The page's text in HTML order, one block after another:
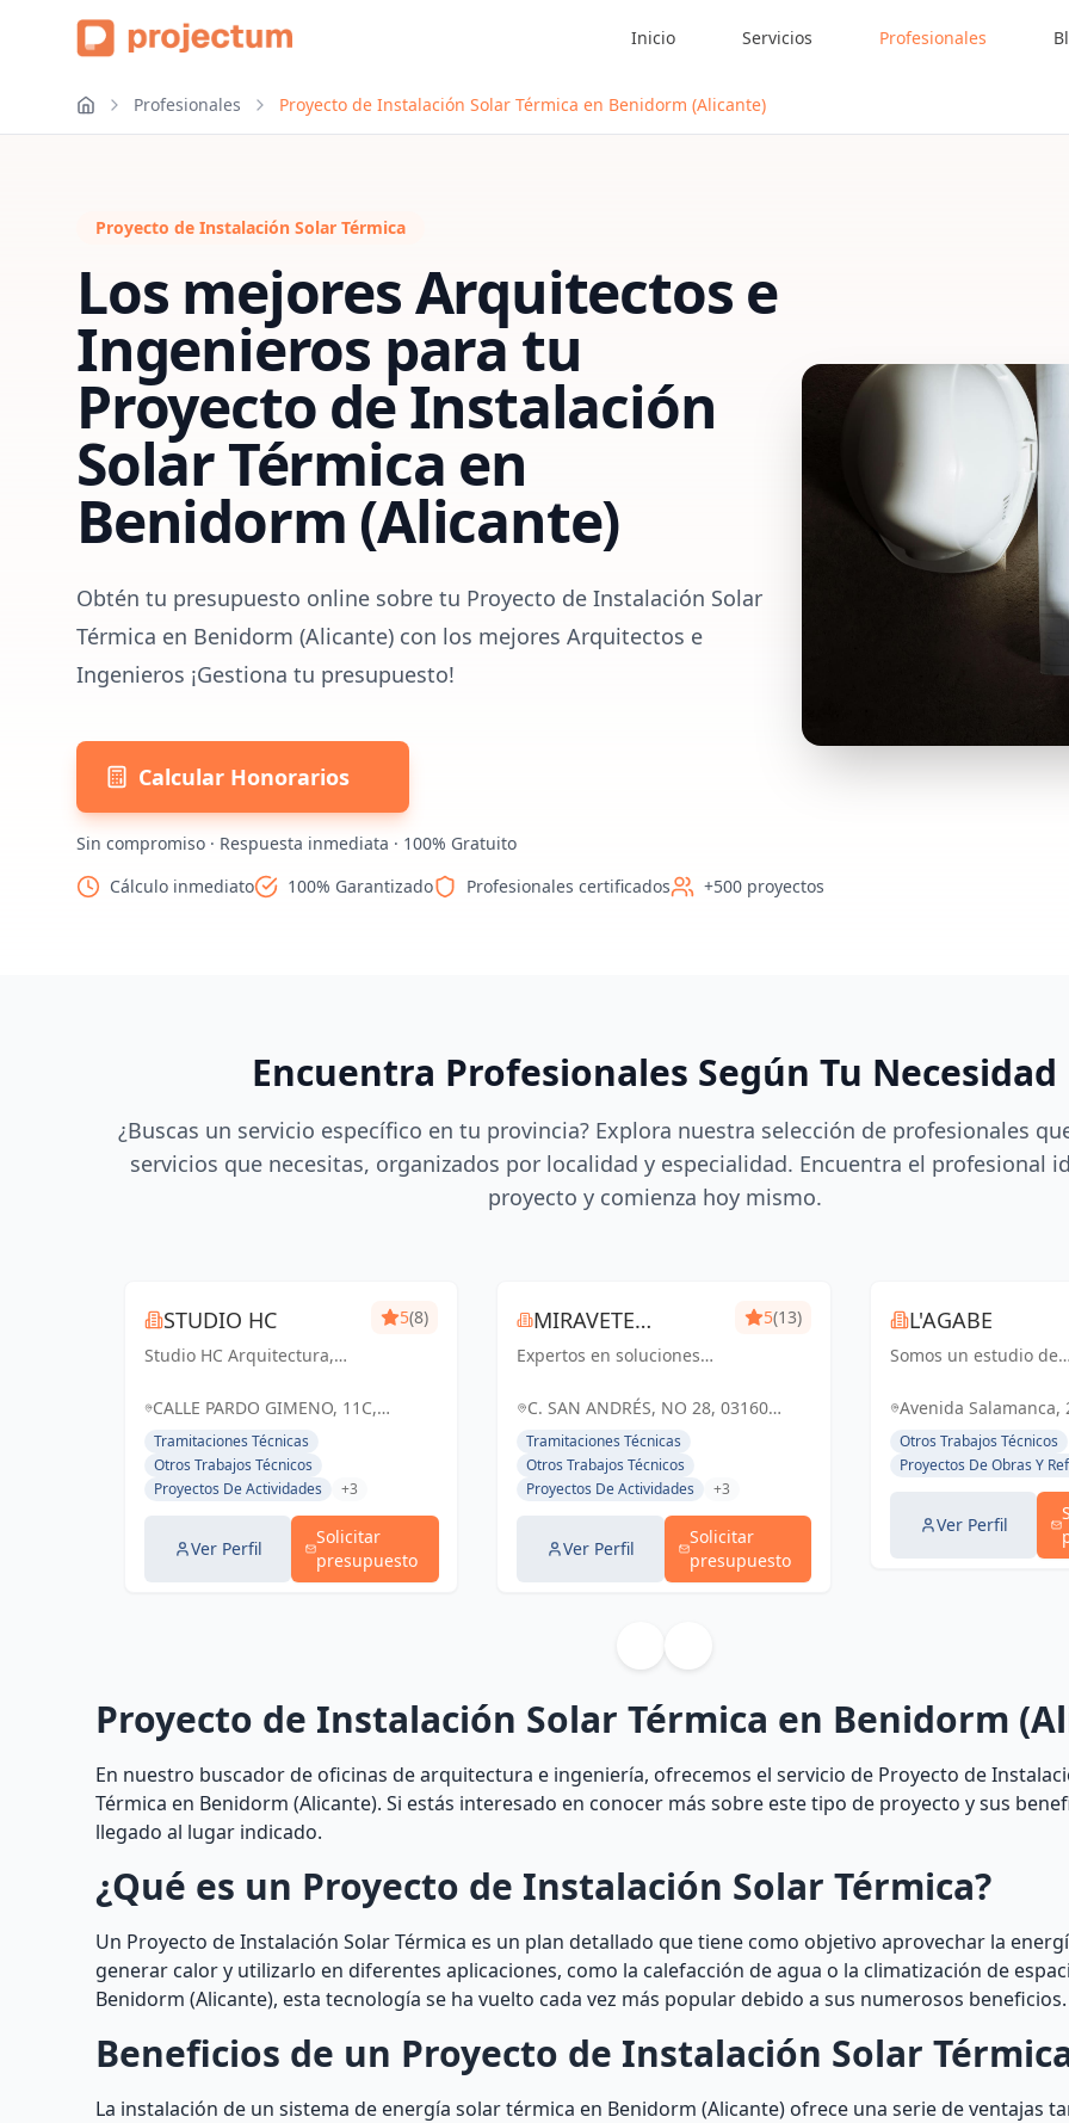
Inicio Servicios Profesionales
Profesionales Proyecto de Instalación Solar Térmica en Benidorm (Alicante)
Proyecto de Instalación Solar Térmica
Los mejores Arquitectos e
Ingenieros para tu
Proyecto de Instalación
Solar Térmica en
Benidorm (Alicante)
Obtén tu presupuesto online sobre tu Proyecto de Instalación Solar
Térmica en Benidorm (Alicante) con los mejores Arquitectos e
Ingenieros ¡Gestiona tu presupuesto!
Calcular Honorarios
Sin compromiso · Respuesta inmediata · 100% Gratuito
Cálculo inmediato
100% Garantizado Profesionales certificados +500 proyectos
Encuentra Profesionales Según Tu Necesidad
¿Buscas un servicio específico en tu provincia? Explora nuestra selección de profesionales
servicios que necesitas, organizados por localidad y especialidad. Encuentra el profesional
proyecto y comienza hoy mismo.
STUDIO HC
Studio HC Arquitectura,
dinamismo
5(8)
CALLE PARDO GIMENO, 11C,
ALICANTE (ALACANT), ESPAÑA,
España
Tramitaciones Técnicas
Otros Trabajos Técnicos
Proyectos De Actividades
+3
Ver Perfil
Solicitar
presupuesto
MIRAVETE
INGENIEROS
Expertos en soluciones
empresariales, con más
experiencia, nos
especializamos en
gestionar todas las
necesarias...
5(13)
C. SAN ANDRÉS, NO 28, 03160
ALMORADÍ, ESPAÑA, España
Tramitaciones Técnicas
Otros Trabajos Técnicos
Proyectos De Actividades
+3
Ver Perfil
Solicitar
presupuesto
L'AGABE
Somos un estudio de
especializado en
planimetría, selección
materiales y
Transformamos
Avenida Salamanca,
(Alacant), España,
Otros Trabajos Técnicos
Proyectos De Obras Y
Ver Perfil
Proyecto de Instalación Solar Térmica en Benidorm
En nuestro buscador de oficinas de arquitectura e ingeniería, ofrecemos el servicio de Proyecto de
Térmica en Benidorm (Alicante). Si estás interesado en conocer más sobre este tipo de proyecto y sus
llegado al lugar indicado.
¿Qué es un Proyecto de Instalación Solar Térmica?
Un Proyecto de Instalación Solar Térmica es un plan detallado que tiene como objetivo aprovechar la
generar calor y utilizarlo en diferentes aplicaciones, como la calefacción de agua o la climatización de
Benidorm (Alicante), esta tecnología se ha vuelto cada vez más popular debido a sus numerosos beneficios.
Beneficios de un Proyecto de Instalación Solar
La instalación de un sistema de energía solar térmica en Benidorm (Alicante) ofrece una serie de ventajas